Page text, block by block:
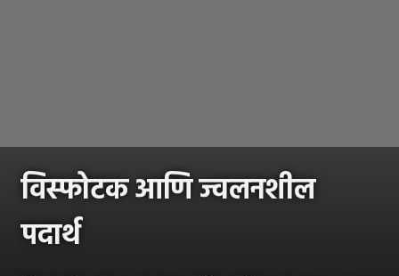
विस्फोटक आणि ज्वलनशील
पदार्थ